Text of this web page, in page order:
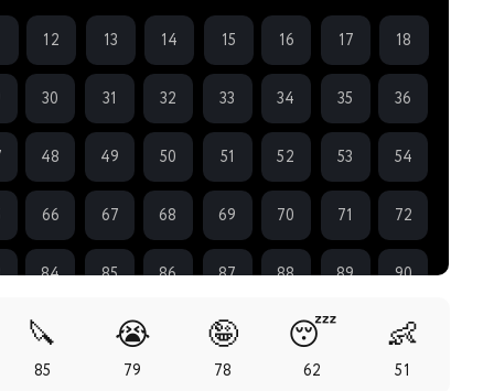
12 13 14 15 16 17 18
30 31 32 33 34 35 36
48 49 50 51 52 53 54
66 67 68 69 70 71 72
84 85 86 87 88 89 90
102 103 105 106 108
🔪
85
😭
79
🤪
78
😴
62
👶
51